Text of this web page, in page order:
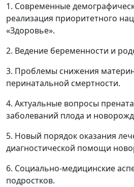
1. Современные
реализация приоритетного
«Здоровье».
2. Ведение беременности и
3. Проблемы снижения
перинатальной смертности.
4. Актуальные вопросы
заболеваний плода и
5. Новый порядок оказания
диагностической помощи
6. Социально-медицинские
подростков.